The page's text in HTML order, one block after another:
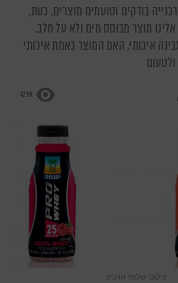
בודקים וטועמים מוצרים, כעת,
מוצר מבוסס מים ולא על חלב.
איכותי, האם המוצר באמת איכותי
47.9k
צילום: שלומי ארביב